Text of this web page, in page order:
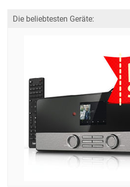
Die beliebtesten Geräte: